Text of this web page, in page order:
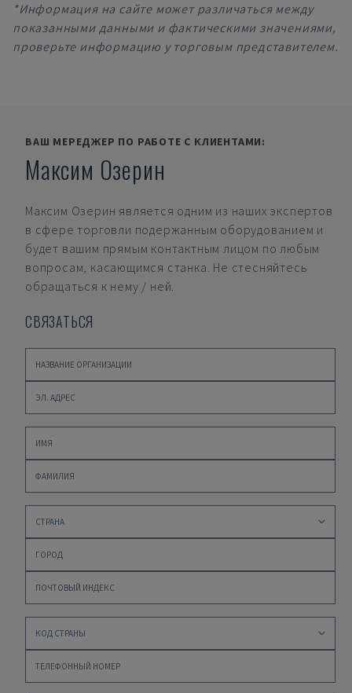
*Информация на сайте может различаться между
показанными данными и фактическими значениями,
проверьте информацию у торговым представителем.
ВАШ МЕРЕДЖЕР ПО РАБОТЕ С КЛИЕНТАМИ:
Максим Озерин
Максим Озерин является одним из наших экспертов
в сфере торговли подержанным оборудованием и
будет вашим прямым контактным лицом по любым
вопросам, касающимся станка. Не стесняйтесь
обращаться к нему / ней.
СВЯЗАТЬСЯ